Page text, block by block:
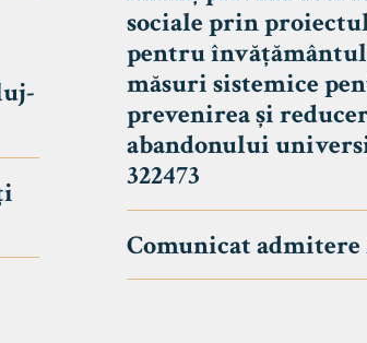
sociale prin
pentru
măsuri sistemice
prevenirea și
abandonului
322473
Comunicat admitere